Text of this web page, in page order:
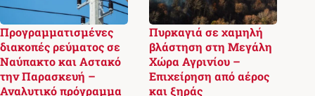
Προγραμματισμένες
διακοπές ρεύματος σε
Ναύπακτο και Αστακό
την Παρασκευή –
Αναλυτικό πρόγραμμα
Πυρκαγιά σε χαμηλή
βλάστηση στη Μεγάλη
Χώρα Αγρινίου –
Επιχείρηση από αέρος
και ξηράς